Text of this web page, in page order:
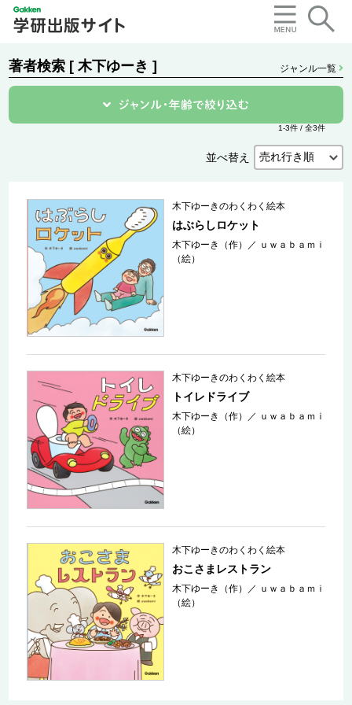
著者検索 [ 木下ゆーき ] ジャンル一覧
1-3件 / 全3件
並べ替え
木下ゆーきのわくわく絵本
はぶらしロケット
木下ゆーき（作） ／ ｕｗａｂａｍｉ
（絵）
木下ゆーきのわくわく絵本
トイレドライブ
木下ゆーき（作） ／ ｕｗａｂａｍｉ
（絵）
木下ゆーきのわくわく絵本
おこさまレストラン
木下ゆーき（作） ／ ｕｗａｂａｍｉ
（絵）